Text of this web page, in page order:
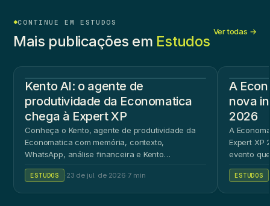
CONTINUE EM ESTUDOS
Mais publicações em Estudos
Ver todas →
Kento AI: o agente de
produtividade da Economatica
chega à Expert XP
Conheça o Kento, agente de produtividade da
Economatica com memória, contexto,
WhatsApp, análise financeira e Kento
ESTUDOS 23 de jul. de 2026 7 min
A
nova
2026
A
Expert XP
evento
ESTUDOS